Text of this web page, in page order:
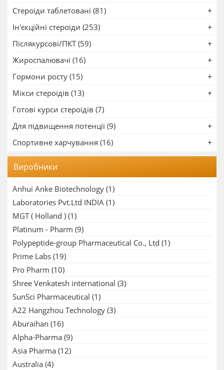
Стероїди таблетовані (81)
Ін'єкційні стероїди (253)
Післякурсові/ПКТ (59)
Жироспалювачі (16)
Гормони росту (15)
Мікси стероїдів (13)
Готові курси стероїдів (7)
Для підвищення потенції (9)
Спортивне харчування (16)
Виробники
Anhui Anke Biotechnology (1)
Laboratories Pvt.Ltd INDIA (1)
MGT ( Holland ) (1)
Platinum - Pharm (9)
Polypeptide-group Pharmaceutical Co., Ltd (1)
Prime Labs (19)
Pro Pharm (10)
Shree Venkatesh international (3)
SunSci Pharmaceutical (1)
A22 Hangzhou Technology (3)
Aburaihan (16)
Alpha-Pharma (9)
Asia Pharma (12)
Australia (4)